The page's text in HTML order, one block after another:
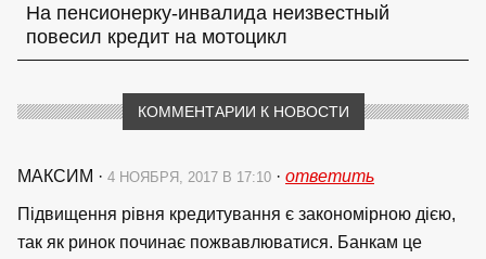
На пенсионерку-инвалида неизвестный
повесил кредит на мотоцикл
КОММЕНТАРИИ К НОВОСТИ
МАКСИМ · 4 НОЯБРЯ, 2017 В 17:10 · ответить
Підвищення рівня кредитування є закономірною дією,
так як ринок починає пожвавлюватися. Банкам це